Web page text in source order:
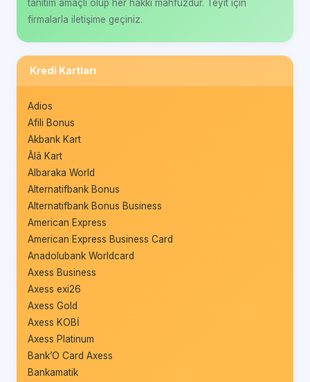
tanıtım amaçlı olup her hakkı mahfuzdur. Teyit için
firmalarla iletişime geçiniz.
Kredi Kartları
Adios
Afili Bonus
Akbank Kart
Âlâ Kart
Albaraka World
Alternatifbank Bonus
Alternatifbank Bonus Business
American Express
American Express Business Card
Anadolubank Worldcard
Axess Business
Axess exi26
Axess Gold
Axess KOBİ
Axess Platinum
Bank’O Card Axess
Bankamatik